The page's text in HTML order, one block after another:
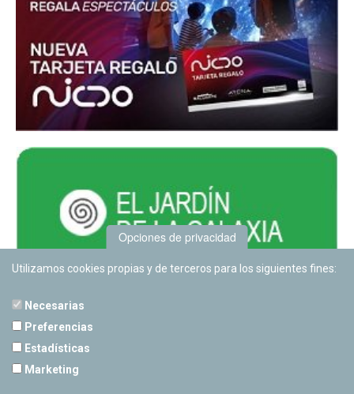
Opciones de privacidad
Utilizamos cookies propias y de terceros para los siguientes fines:
Necesarias
Preferencias
Estadísticas
Marketing